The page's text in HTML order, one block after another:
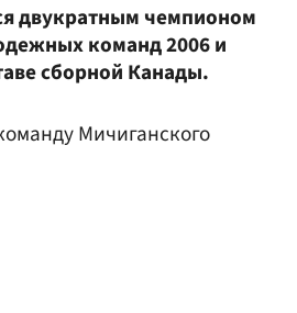
двукратным чемпионом
команд 2006 и
сборной Канады.
Мичиганского